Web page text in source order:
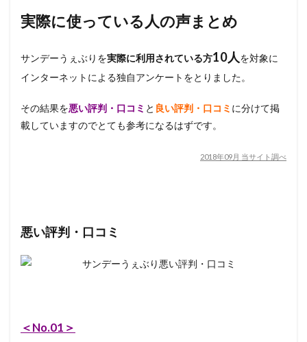
実際に使っている人の声まとめ
サンデーうぇぶりを実際に利用されている方10人を対象に
インターネットによる独自アンケートをとりました。
その結果を悪い評判・口コミ と 良い評判・口コミ に分けて掲
載していますのでとても参考になるはずです。
2018年09月 当サイト調べ
悪い評判・口コミ
＜No.01＞